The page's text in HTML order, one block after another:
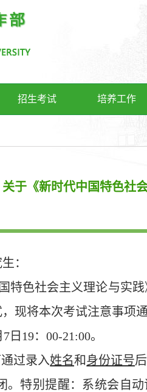
招生考试 培养工作
关于《新时代中国特色社
：
特色社会主义理论与实
现将本次考试注意事项通
7 日 19：00-21:00。
过录入姓名和身份证号
。特别提醒： 系统会自